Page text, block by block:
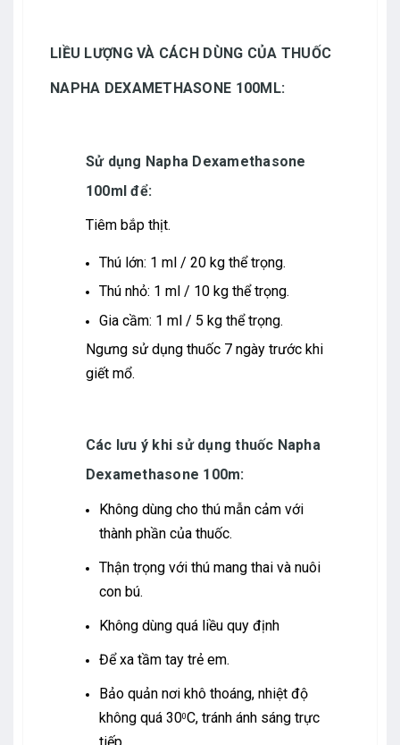
LIỀU LƯỢNG VÀ CÁCH DÙNG CỦA THUỐC
NAPHA DEXAMETHASONE 100ML:
Sử dụng Napha Dexamethasone
100ml để:
Tiêm bắp thịt.
Thú lớn: 1 ml / 20 kg thể trọng.
Thú nhỏ: 1 ml / 10 kg thể trọng.
Gia cầm: 1 ml / 5 kg thể trọng.
Ngưng sử dụng thuốc 7 ngày trước khi
giết mổ.
Các lưu ý khi sử dụng thuốc Napha
Dexamethasone 100m:
Không dùng cho thú mẫn cảm với
thành phần của thuốc.
Thận trọng với thú mang thai và nuôi
con bú.
Không dùng quá liều quy định
Để xa tầm tay trẻ em.
Bảo quản nơi khô thoáng, nhiệt độ
không quá 300C, tránh ánh sáng trực